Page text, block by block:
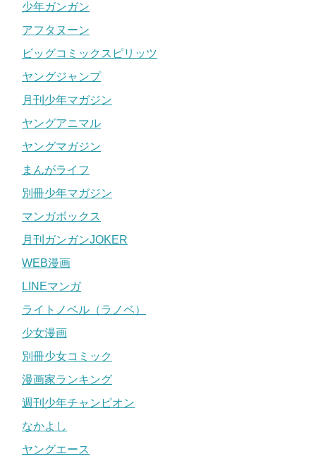
アニメ第１期
赤ちゃんを抱いたロゼ登場、悲惨な出来事が分かっていく
期では話がかなり変わっており、暴動の時にロゼは連行
ます。
ウィンリィとの会話を楽しむシーンも
第１期を夕方に放送していたので、気分が悪くなった方も
期を見た方は2期を見てロゼの元気な姿を見るのをお勧め
します。
関連記事 喪黒福造の正体は？目的やドーンの意味を解説
まとめ
今までのオリジナルアニメでも衝撃的すぎると言われたロ
ゼ事件ですが、原作のロゼとは別人物なので、違うアニメ
原作者も怒ってはいませんが苦言を呈するほどのロゼ事件
少年ガンガン
アフタヌーン
ビッグコミックスピリッツ
ヤングジャンプ
月刊少年マガジン
ヤングアニマル
ヤングマガジン
まんがライフ
別冊少年マガジン
マンガボックス
月刊ガンガンJOKER
WEB漫画
LINEマンガ
ライトノベル（ラノベ）
少女漫画
別冊少女コミック
漫画家ランキング
週刊少年チャンピオン
なかよし
ヤングエース